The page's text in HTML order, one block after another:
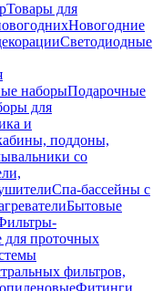
Товары для
Новогодние
Светодиодные
наборыПодарочные
для
и
поддоны,
со
Спа-бассейны с
Бытовые
проточных
фильтров,
Фитинги